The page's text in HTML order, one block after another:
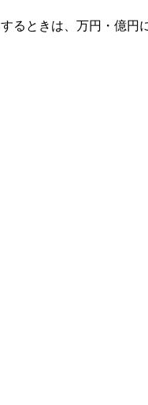
ときは、万円・億円